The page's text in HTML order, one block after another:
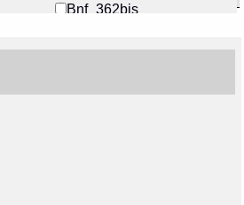
Bnf_362bis
Docs_México